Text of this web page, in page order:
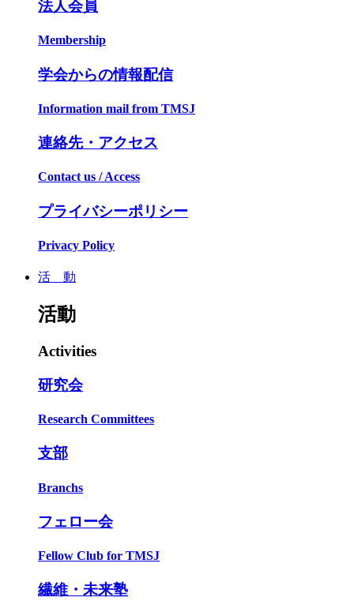
法人会員
Membership
学会からの情報配信
Information mail from TMSJ
連絡先・アクセス
Contact us / Access
プライバシーポリシー
Privacy Policy
活 動
活動
Activities
研究会
Research Committees
支部
Branchs
フェロー会
Fellow Club for TMSJ
繊維・未来塾